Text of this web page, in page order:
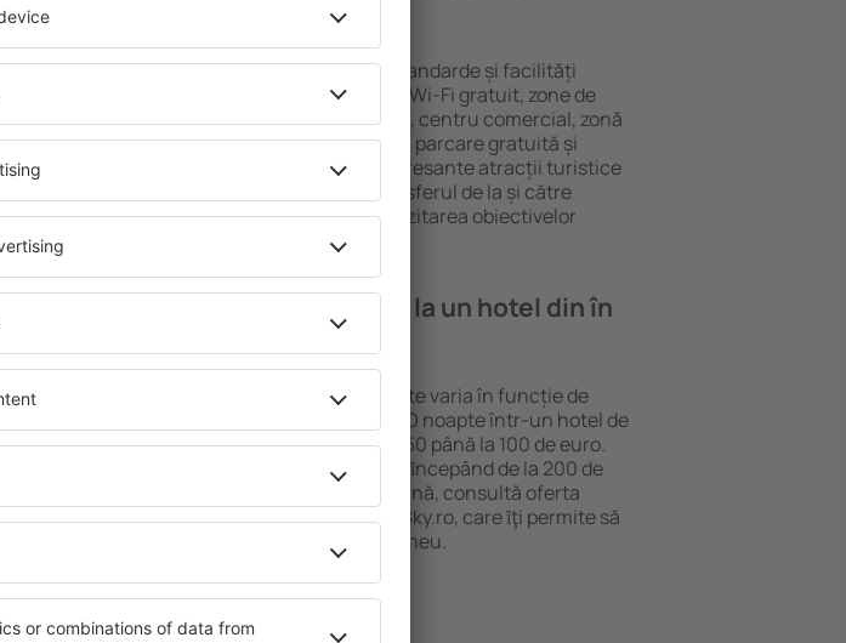
Hotelurile în Sheldon Point au diferite standarde și facilități
pentru oaspeți. Cele mai frecvente sunt Wi-Fi gratuit, zone de
wellness cu SPA, mini bar/seif în cameră, centru comercial, zonă
de luat masa, zonă de joacă pentru copii, parcare gratuită și
broșuri informative despre cele mai interesante atracții turistice
din zonă. Unele proprietăți includ și transferul de la și către
aeroport. Uneori, acestea încurajează vizitarea obiectivelor
turistice de top în Sheldon Point.
Cât costă o noapte de cazare la un hotel din în
Prețul pe noapte în în Sheldon Point poate varia în funcție de
numărul de stele și de locaţia hotelului. O noapte într-un hotel de
standard mediu costă de la aproximativ 50 până la 100 de euro.
Hotelurile de cinci stele sunt disponibile ȋncepând de la 200 de
euro pe noapte. Dacă doreşti cazare ieftină, consultă oferta
specială de pachete Zbor+Hotel de pe eSky.ro, care ȋţi permite să
rezervi cazare și bilete de avion instantaneu.